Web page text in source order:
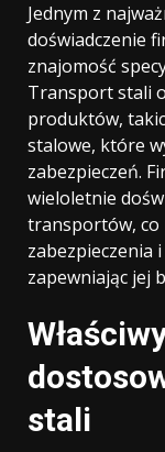
Jednym z
doświadczenie
znajomość
Transport stali
produktów,
stalowe, które
zabezpieczeń.
wieloletnie
transportów, co
zabezpieczenia
zapewniając jej
stali